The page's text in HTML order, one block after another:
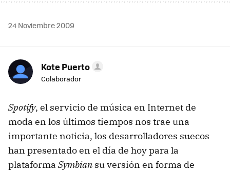
24 Noviembre 2009
Kote Puerto
Colaborador
Spotify, el servicio de música en Internet de
moda en los últimos tiempos nos trae una
importante noticia, los desarrolladores suecos
han presentado en el día de hoy para la
plataforma Symbian su versión en forma de